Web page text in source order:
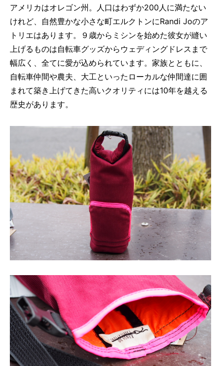
アメリカはオレゴン州。人口はわずか200人に満たない
けれど、自然豊かな小さな町エルクトンにRandi Joのア
トリエはあります。９歳からミシンを始めた彼女が縫い
上げるものは自転車グッズからウェディングドレスまで
幅広く、全てに愛が込められています。家族とともに、
自転車仲間や農夫、大工といったローカルな仲間達に囲
まれて築き上げてきた高いクオリティには10年を越える
歴史があります。